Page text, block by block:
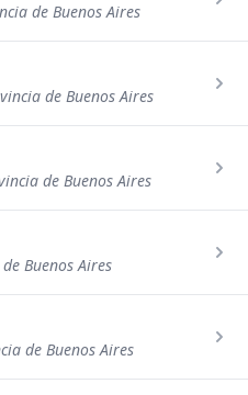
de Buenos Aires
de Buenos Aires
de Buenos Aires
Buenos Aires
de Buenos Aires